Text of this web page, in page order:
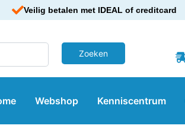
Veilig betalen met IDEAL of creditcard
Webshop Kenniscentrum